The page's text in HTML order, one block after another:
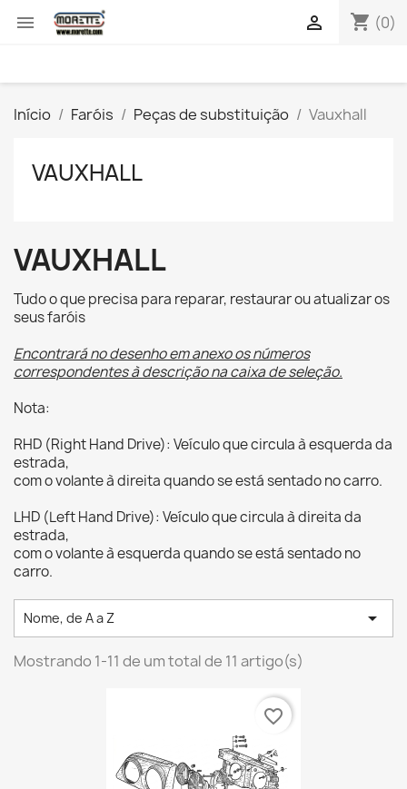
 shopping_cart (0)

Início Faróis Peças de substituição Vauxhall
VAUXHALL
VAUXHALL
Tudo o que precisa para reparar, restaurar ou atualizar os
seus faróis
Encontrará no desenho em anexo os números
correspondentes à descrição na caixa de seleção.
Nota:
RHD (Right Hand Drive): Veículo que circula à esquerda da
estrada,
com o volante à direita quando se está sentado no carro.
LHD (Left Hand Drive): Veículo que circula à direita da
estrada,
com o volante à esquerda quando se está sentado no
carro.
Nome, de A a Z 
Mostrando 1-11 de um total de 11 artigo(s)
favorite_border